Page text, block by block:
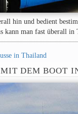
hin und bedient
kann man fast überall in
in Thailand
MIT DEM BOOT